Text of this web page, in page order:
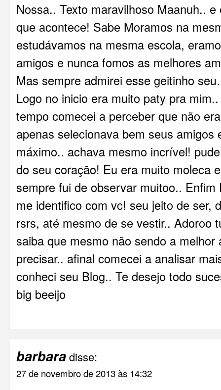
Nossa.. Texto maravilhoso Maanuh..
que acontece! Sabe Moramos na
estudávamos na mesma escola,
amigos e nunca fomos as melhores
Mas sempre admirei esse geitinho
Logo no inicio era muito paty pra
tempo comecei a perceber que não
apenas selecionava bem seus amigos
máximo.. achava mesmo incrível!
do seu coração! Eu era muito moleca
sempre fui de observar muitoo.. Enfim
me identifico com vc! seu jeito de ser,
rsrs, até mesmo de se vestir.. Adoroo
saiba que mesmo não sendo a melhor
precisar.. afinal comecei a analisar
conheci seu Blog.. Te desejo todo
big beeijo
barbaradisse:
27 de novembro de 2013 às 14:32